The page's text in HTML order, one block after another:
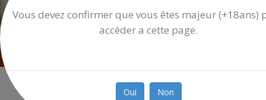
/ Shop
Vous devez confirmer que vous êtes majeur (+18ans)
accéder a cette page.
Oui Non